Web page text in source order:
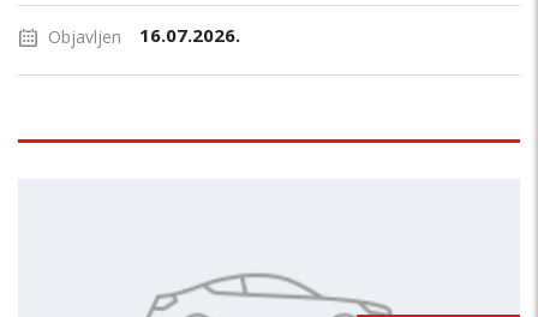
Objavljen 16.07.2026.